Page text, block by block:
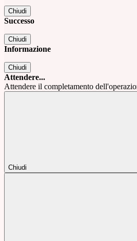
Chiudi
Successo
Chiudi
Informazione
Chiudi
Attendere...
Attendere il completamento
Chiudi